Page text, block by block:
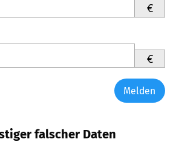
€
€
Melden
falscher Daten